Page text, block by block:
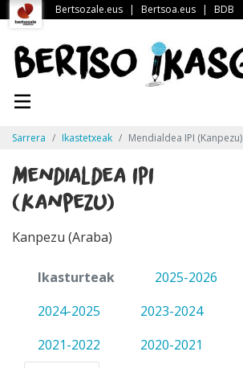
Bertsozale.eus | Bertsoa.eus | BDB
Sarrera Ikastetxeak Mendialdea IPI (Kanpezu)
Mendialdea IPI
(Kanpezu)
Kanpezu (Araba)
Ikasturteak
2025-2026
2024-2025
2023-2024
2021-2022
2020-2021